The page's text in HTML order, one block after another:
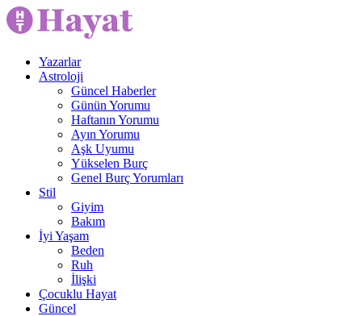
Yazarlar
Astroloji
Güncel Haberler
Günün Yorumu
Haftanın Yorumu
Ayın Yorumu
Aşk Uyumu
Yükselen Burç
Genel Burç Yorumları
Stil
Giyim
Bakım
İyi Yaşam
Beden
Ruh
İlişki
Çocuklu Hayat
Güncel